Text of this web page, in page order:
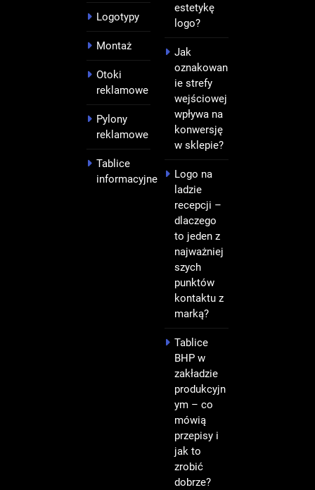
Logotypy
Montaż
Otoki
reklamowe
Pylony
reklamowe
Tablice
informacyjne
estetykę
logo?
Jak
oznakowan
ie strefy
wejściowej
wpływa na
konwersję
w sklepie?
Logo na
ladzie
recepcji –
dlaczego
to jeden z
najważniej
szych
punktów
kontaktu z
marką?
Tablice
BHP w
zakładzie
produkcyjn
ym – co
mówią
przepisy i
jak to
zrobić
dobrze?